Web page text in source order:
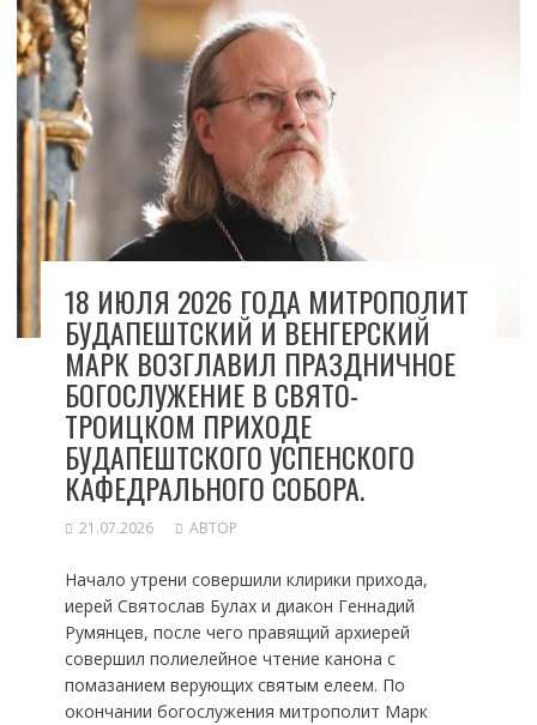
18 ИЮЛЯ 2026 ГОДА МИТРОПОЛИТ
БУДАПЕШТСКИЙ И ВЕНГЕРСКИЙ
МАРК ВОЗГЛАВИЛ ПРАЗДНИЧНОЕ
БОГОСЛУЖЕНИЕ В СВЯТО-
ТРОИЦКОМ ПРИХОДЕ
БУДАПЕШТСКОГО УСПЕНСКОГО
КАФЕДРАЛЬНОГО СОБОРА.
21.07.2026 АВТОР
Начало утрени совершили клирики прихода,
иерей Святослав Булах и диакон Геннадий
Румянцев, после чего правящий архиерей
совершил полиелейное чтение канона с
помазанием верующих святым елеем. По
окончании богослужения митрополит Марк